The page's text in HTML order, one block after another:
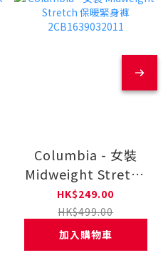
Columbia - 女裝
Midweight Stretch
保暖緊身褲
2CB1639032011
HK$249.00
HK$499.00
加入購物車